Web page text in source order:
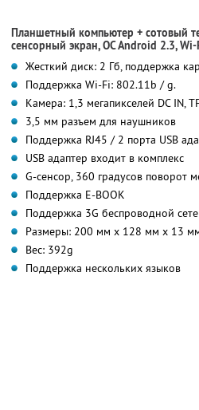
Планшетный компьютер + сотовый
сенсорный экран, OC Android 2.3, Wi-
Жесткий диск: 2 Гб, поддержка
Поддержка Wi-Fi: 802.11b / g.
Камера: 1,3 мегапикселей DC IN,
3,5 мм разъем для наушников
Поддержка RJ45 / 2 порта USB
USB адаптер входит в комплекс
G-сенсор, 360 градусов поворот
Поддержка E-BOOK
Поддержка 3G беспроводной
Размеры: 200 мм х 128 мм х 13
Вес: 392g
Поддержка нескольких языков